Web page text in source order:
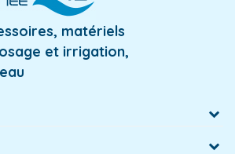
matériels
et irrigation,